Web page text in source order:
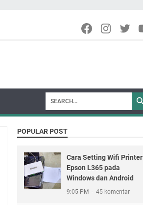
POPULAR POST
Cara Setting Wifi Printer
Epson L365 pada
Windows dan Android
9:05 PM 45 komentar